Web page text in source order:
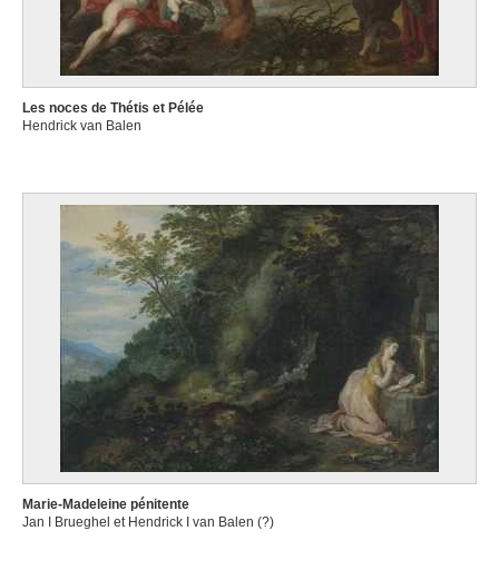
Les noces de Thétis et Pélée
Hendrick van Balen
Marie-Madeleine pénitente
Jan I Brueghel et Hendrick I van Balen (?)